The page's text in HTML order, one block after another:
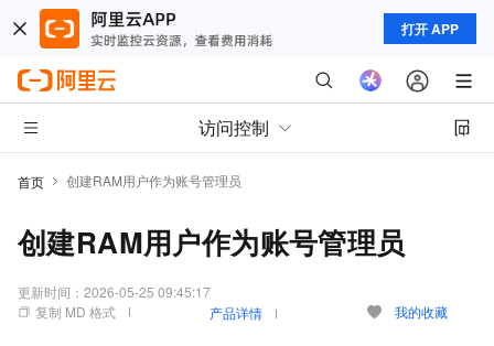
打开 APP
访问控制
首页 创建RAM用户作为账号管理员
创建RAM用户作为账号管理员
更新时间： 2026-05-25 09:45:17
复制 MD 格式
产品详情 我的收藏